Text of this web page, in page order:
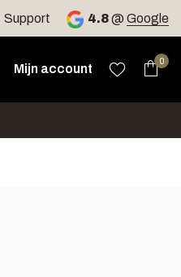
Support 4.8@ Google
te selecteren. Druk
Mijn account
0